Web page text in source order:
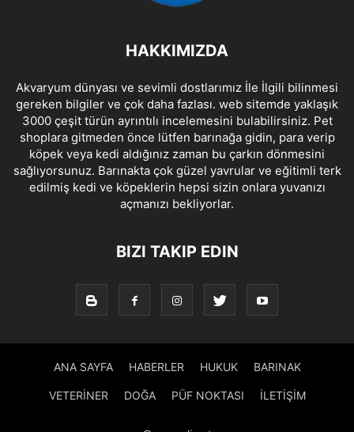
HAKKIMIZDA
Akvaryum dünyası ve sevimli dostlarımız İle İlgili bilinmesi
gereken bilgiler ve çok daha fazlası. web sitemde yaklaşık
3000 çeşit türün ayrıntılı incelemesini bulabilirsiniz. Pet
shoplara gitmeden önce lütfen barınağa gidin, para verip
köpek veya kedi aldığınız zaman bu çarkın dönmesini
sağlıyorsunuz. Barınakta çok güzel yavrular ve eğitimli terk
edilmiş kedi ve köpeklerin hepsi sizin onlara yuvanızı
açmanızı bekliyorlar.
BIZI TAKIP EDIN
ANA SAYFA HABERLER HUKUK BARINAK
VETERİNER DOĞA PÜF NOKTASI İLETİŞİM